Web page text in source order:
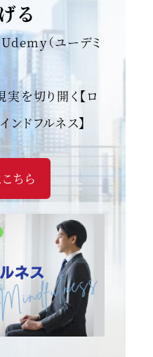
る
（ユーデミ
を切り開く【ロ
ドフルネス】
ちら